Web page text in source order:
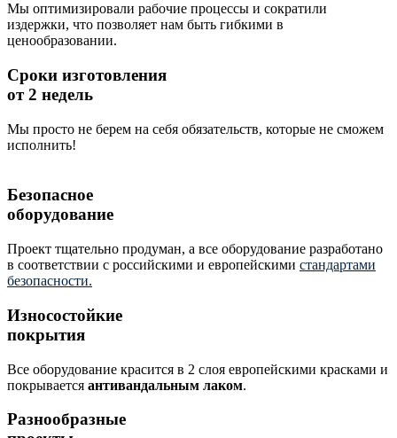
Мы оптимизировали рабочие процессы и сократили
издержки, что позволяет нам быть гибкими в
ценообразовании.
Сроки изготовления
от 2 недель
Мы просто не берем на себя обязательств, которые не сможем
исполнить!
Безопасное
оборудование
Проект тщательно продуман, а все оборудование разработано
в соответствии с российскими и европейскими стандартами
безопасности.
Износостойкие
покрытия
Все оборудование красится в 2 слоя европейскими красками и
покрывается антивандальным лаком.
Разнообразные